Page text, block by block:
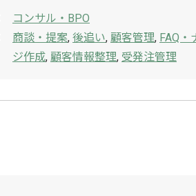
コンサル・BPO
商談・提案, 後追い, 顧客管理, FAQ・
ジ作成, 顧客情報整理, 受発注管理